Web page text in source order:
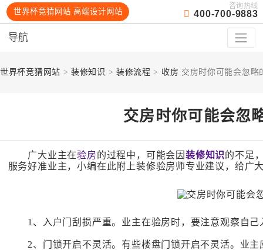
世界杯竞猜网站 高端设计网站
咨询热线
400-700-9883
导航
世界杯竞猜网站 >装修知识 > 装修流程 > 收房 交房时你可能会忽略
交房时你可能会忽
广大业主在验房的过程中，可能会因 装修知识的不足
服务好准业主，小编在此附上装修验房师专业建议，给广
1、入户门刮损严重。业主在验房时，要注意观察自己
2、门锁开启不灵活。有些楼盘门锁开启不灵活。业主